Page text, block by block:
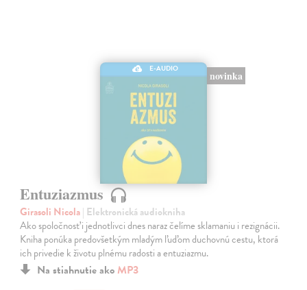
E-AUDIO
novinka
Entuziazmus
Girasoli Nicola| Elektronická audiokniha
Ako spoločnosť i jednotlivci dnes naraz čelíme sklamaniu i rezignácii.
Kniha ponúka predovšetkým mladým ľuďom duchovnú cestu, ktorá
ich privedie k životu plnému radosti a entuziazmu.
Na stiahnutie ako MP3